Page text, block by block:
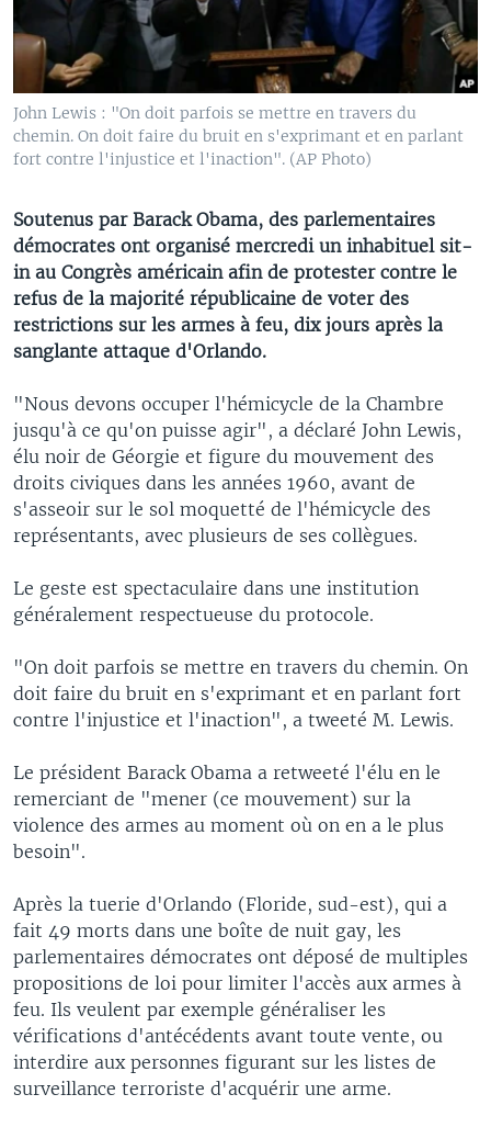
John Lewis : "On doit parfois se mettre en travers du
chemin. On doit faire du bruit en s'exprimant et en parlant
fort contre l'injustice et l'inaction". (AP Photo)
Soutenus par Barack Obama, des parlementaires
démocrates ont organisé mercredi un inhabituel sit-
in au Congrès américain afin de protester contre le
refus de la majorité républicaine de voter des
restrictions sur les armes à feu, dix jours après la
sanglante attaque d'Orlando.
"Nous devons occuper l'hémicycle de la Chambre
jusqu'à ce qu'on puisse agir", a déclaré John Lewis,
élu noir de Géorgie et figure du mouvement des
droits civiques dans les années 1960, avant de
s'asseoir sur le sol moquetté de l'hémicycle des
représentants, avec plusieurs de ses collègues.
Le geste est spectaculaire dans une institution
généralement respectueuse du protocole.
"On doit parfois se mettre en travers du chemin. On
doit faire du bruit en s'exprimant et en parlant fort
contre l'injustice et l'inaction", a tweeté M. Lewis.
Le président Barack Obama a retweeté l'élu en le
remerciant de "mener (ce mouvement) sur la
violence des armes au moment où on en a le plus
besoin".
Après la tuerie d'Orlando (Floride, sud-est), qui a
fait 49 morts dans une boîte de nuit gay, les
parlementaires démocrates ont déposé de multiples
propositions de loi pour limiter l'accès aux armes à
feu. Ils veulent par exemple généraliser les
vérifications d'antécédents avant toute vente, ou
interdire aux personnes figurant sur les listes de
surveillance terroriste d'acquérir une arme.